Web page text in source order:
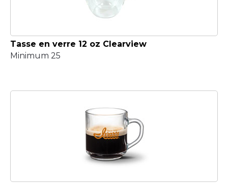
Tasse en verre 12 oz Clearview
Minimum 25